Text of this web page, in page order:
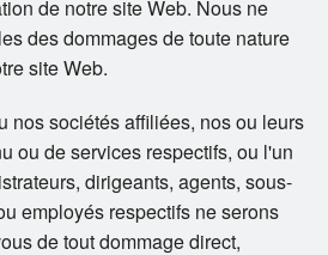
de notre site Web. Nous ne
des dommages de toute nature
site Web.
nos sociétés affiliées, nos ou leurs
ou de services respectifs, ou l'un
dirigeants, agents, sous-
employés respectifs ne serons
de tout dommage direct,